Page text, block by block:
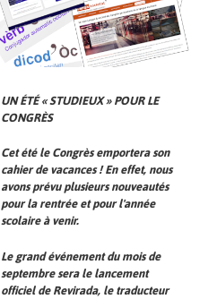
UN ÉTÉ « STUDIEUX » POUR LE
CONGRÈS
Cet été le Congrès emportera son
cahier de vacances ! En effet, nous
avons prévu plusieurs nouveautés
pour la rentrée et pour l'année
scolaire à venir.
Le grand événement du mois de
septembre sera le lancement
officiel de Revirada, le traducteur